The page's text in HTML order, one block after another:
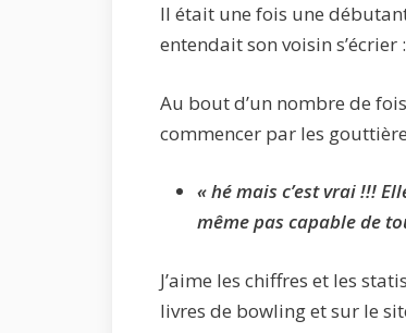
Il était une fois une
entendait son voisin s’écrier :
Au bout d’un nombre de
commencer par les
« hé mais c’est vrai !!!
même pas capable de
J’aime les chiffres et les
livres de bowling et sur le